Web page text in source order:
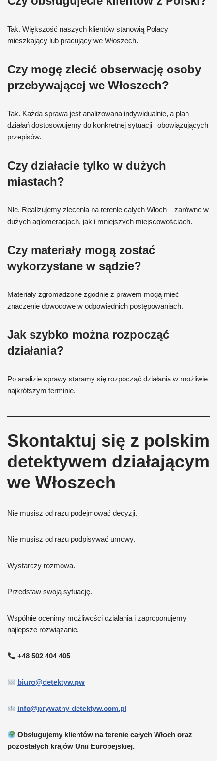
Tak. Większość naszych klientów stanowią Polacy
mieszkający lub pracujący we Włoszech.
Czy mogę zlecić obserwację osoby
przebywającej we Włoszech?
Tak. Każda sprawa jest analizowana indywidualnie, a plan
działań dostosowujemy do konkretnej sytuacji i obowiązujących
przepisów.
Czy działacie tylko w dużych
miastach?
Nie. Realizujemy zlecenia na terenie całych Włoch – zarówno w
dużych aglomeracjach, jak i mniejszych miejscowościach.
Czy materiały mogą zostać
wykorzystane w sądzie?
Materiały zgromadzone zgodnie z prawem mogą mieć
znaczenie dowodowe w odpowiednich postępowaniach.
Jak szybko można rozpocząć
działania?
Po analizie sprawy staramy się rozpocząć działania w możliwie
najkrótszym terminie.
Skontaktuj się z polskim
detektywem działającym
we Włoszech
Nie musisz od razu podejmować decyzji.
Nie musisz od razu podpisywać umowy.
Wystarczy rozmowa.
Przedstaw swoją sytuację.
Wspólnie ocenimy możliwości działania i zaproponujemy
najlepsze rozwiązanie.
+48 502 404 405
biuro@detektyw.pw
info@prywatny-detektyw.com.pl
Obsługujemy klientów na terenie całych Włoch oraz
pozostałych krajów Unii Europejskiej.